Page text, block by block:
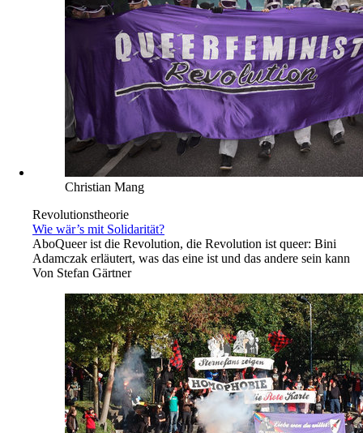
Christian Mang
Revolutionstheorie
Wie wär’s mit Solidarität?
AboQueer ist die Revolution, die Revolution ist queer: Bini
Adamczak erläutert, was das eine ist und das andere sein kann
Von Stefan Gärtner